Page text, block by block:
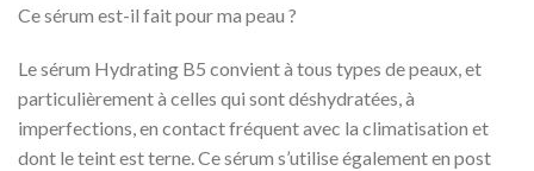
Ce sérum est-il fait pour ma peau ?
Le sérum Hydrating B5 convient à tous types de peaux, et
particulièrement à celles qui sont déshydratées, à
imperfections, en contact fréquent avec la climatisation et
dont le teint est terne. Ce sérum s’utilise également en post